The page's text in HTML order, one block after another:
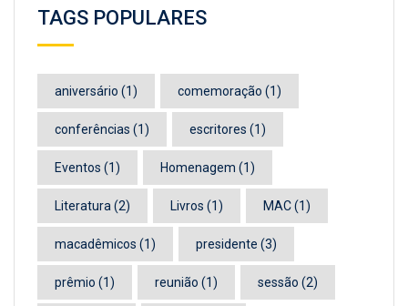
TAGS POPULARES
aniversário (1) comemoração (1)
conferências (1) escritores (1)
Eventos (1) Homenagem (1)
Literatura(2) Livros (1) MAC(1)
macadêmicos (1) presidente (3)
prêmio (1) reunião (1) sessão (2)